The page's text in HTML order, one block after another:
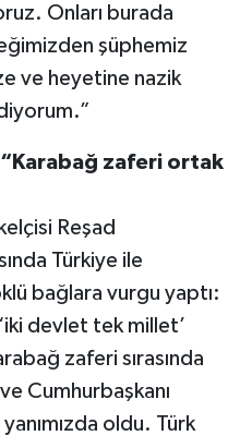
Onları burada
şüphemiz
ve heyetine nazik
zaferi ortak
Reşad
Türkiye ile
bağlara vurgu yaptı:
devlet tek millet’
zaferi sırasında
Cumhurbaşkanı
oldu. Türk